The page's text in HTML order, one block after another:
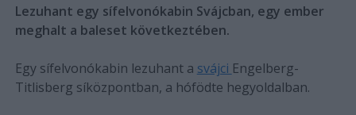
Lezuhant egy sífelvonókabin Svájcban, egy ember
meghalt a baleset következtében.
Egy sífelvonókabin lezuhant a svájci Engelberg-
Titlisberg síközpontban, a hófödte hegyoldalban.